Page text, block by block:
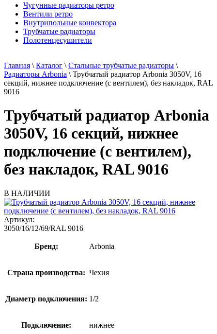
Чугунные радиаторы ретро
Вентили ретро
Внутрипольные конвектора
Трубчатые радиаторы
Полотенцесушители
Главная \ Каталог \ Стальные трубчатые радиаторы \
Радиаторы Arbonia \ Трубчатый радиатор Arbonia 3050V, 16
секций, нижнее подключение (с вентилем), без накладок, RAL
9016
Трубчатый радиатор Arbonia
3050V, 16 секций, нижнее
подключение (с вентилем),
без накладок, RAL 9016
В НАЛИЧИИ
Артикул:
3050/16/12/69/RAL 9016
Бренд: Arbonia
Страна производства: Чехия
Диаметр подключения: 1/2
Подключение: нижнее